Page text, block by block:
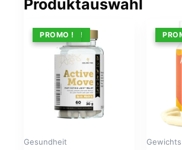
Produktauswahl
ANGEBOT !
PROMO !
Gesundheit